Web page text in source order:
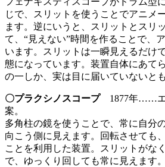
じで、スリットを使うことでアニメ
ます。逆にいうと、スリットとスリ
て、“見えない”時間を作ることで、
います。スリットは一瞬見えるだけ
態になっています。装置自体にあて
の一しか、実は目に届いていないと
〇プラクシノスコープ 1877年……
案。
多角柱の鏡を使うことで、常に自分
向こう側に見えます。回転させても
ことを利用した装置。スリットがな
で、ゆっくり回しても常に見えます